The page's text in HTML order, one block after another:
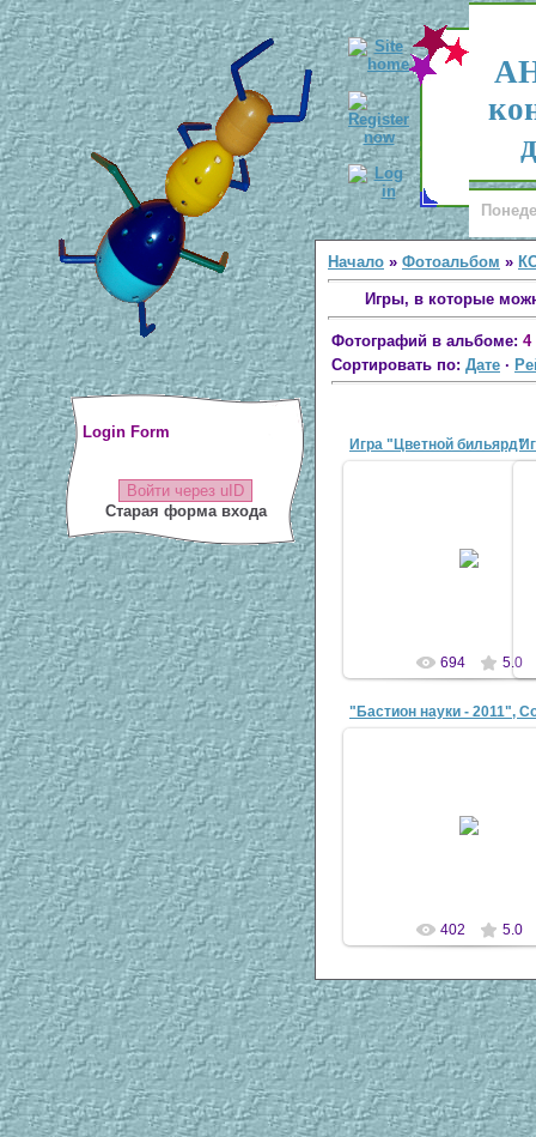
Login Form
Войти через uID
Старая форма входа
Начало » Фотоальбом »
Игры, в которые
Фотографий в альбоме: 4
Сортировать по: Дате ·
Игра "Цветной бильярд"
694 5.0
402 5.0